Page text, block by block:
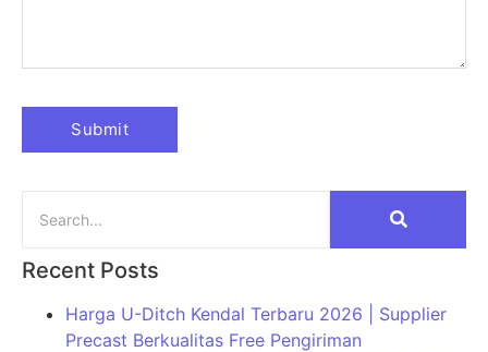
Recent Posts
Harga U-Ditch Kendal Terbaru 2026 | Supplier
Precast Berkualitas Free Pengiriman